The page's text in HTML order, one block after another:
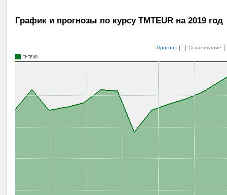
График и прогнозы по курсу TMTEUR на 2019 год
Прогноз Сглаживание